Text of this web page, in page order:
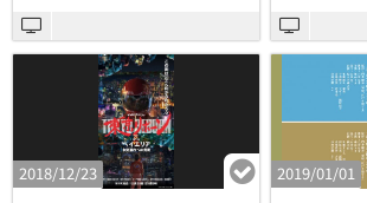
2018/12/23 2019/01/01